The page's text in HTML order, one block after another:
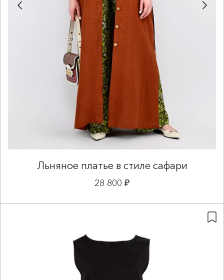
Льняное платье в стиле сафари
28 800 ₽